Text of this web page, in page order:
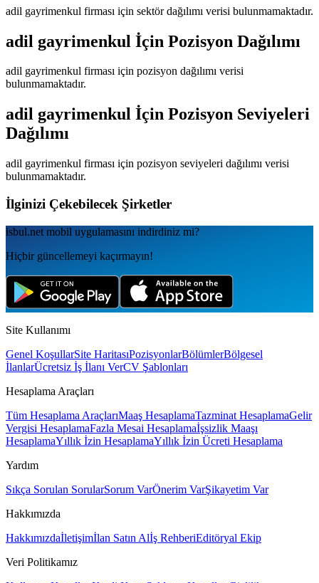
adil gayrimenkul firması için sektör dağılımı verisi bulunmamaktadır.
adil gayrimenkul İçin Pozisyon Dağılımı
adil gayrimenkul firması için pozisyon dağılımı verisi
bulunmamaktadır.
adil gayrimenkul İçin Pozisyon Seviyeleri
Dağılımı
adil gayrimenkul firması için pozisyon seviyeleri dağılımı verisi
bulunmamaktadır.
İlginizi Çekebilecek Şirketler
isbul.net mobil uygulamаsını indirdiniz mi?
Hiçbir güncellemeyi kaçırmayın!
Site Kullanımı
Genel KoşullarSite HaritasıPozisyonlarBölümlerBölgesel
İlanlarÜcretsiz İş İlanı VerCV Şablonları
Hesaplama Araçları
Tüm Hesaplama AraçlarıMaaş HesaplamaTazminat HesaplamaGelir
Vergisi HesaplamaFazla Mesai Hesaplamaİşsizlik Maaşı
HesaplamaYıllık İzin HesaplamaYıllık İzin Ücreti Hesaplama
Yardım
Sıkça Sorulan SorularSorum VarÖnerim VarŞikayetim Var
Hakkımızda
Hakkımızdaİletişimİlan Satın Alİş RehberiEditöryal Ekip
Veri Politikamız